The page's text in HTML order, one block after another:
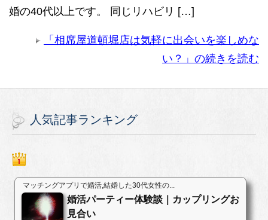
婚の40代以上です。 同じリハビリ […]
「相席屋道頓堀店は気軽に出会いを楽しめな
い？」の続きを読む
人気記事ランキング
マッチングアプリで婚活,結婚した30代女性の...
婚活パーティー体験談｜カップリングお
見合い